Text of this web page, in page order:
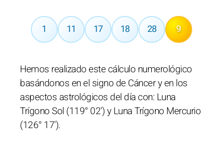
1 11 17 18 28 9
Hemos realizado este cálculo numerológico
basándonos en el signo de Cáncer y en los
aspectos astrológicos del día con: Luna
Trígono Sol (119° 02') y Luna Trígono Mercurio
(126° 17').